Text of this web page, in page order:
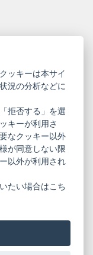
まと振
袖
イト
内
に基づく表記
ッキーは本サイ
況の分析などに
拒否する」を選
キーが利用さ
なクッキー以外
が同意しない限
以外が利用され
たい場合はこち